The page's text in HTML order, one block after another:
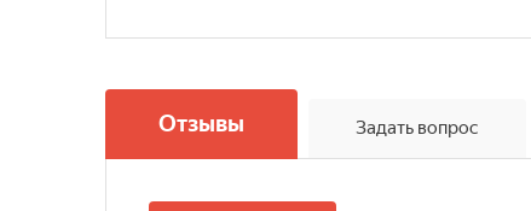
Отзывы Задать вопрос